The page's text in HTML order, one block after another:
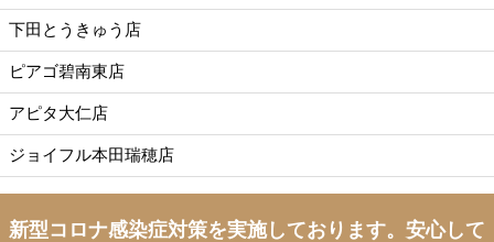
下田とうきゅう店
ピアゴ碧南東店
アピタ大仁店
ジョイフル本田瑞穂店
新型コロナ感染症対策を実施しております。 安心して